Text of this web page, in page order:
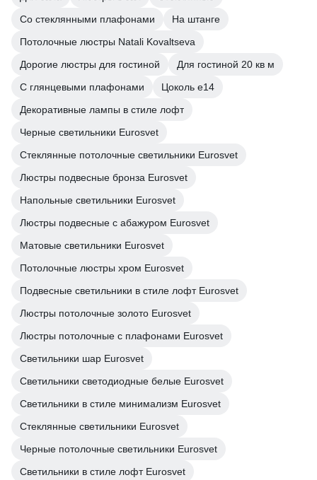
Со стеклянными плафонами
На штанге
Потолочные люстры Natali Kovaltseva
Дорогие люстры для гостиной
Для гостиной 20 кв м
С глянцевыми плафонами
Цоколь e14
Декоративные лампы в стиле лофт
Черные светильники Eurosvet
Стеклянные потолочные светильники Eurosvet
Люстры подвесные бронза Eurosvet
Напольные светильники Eurosvet
Люстры подвесные с абажуром Eurosvet
Матовые светильники Eurosvet
Потолочные люстры хром Eurosvet
Подвесные светильники в стиле лофт Eurosvet
Люстры потолочные золото Eurosvet
Люстры потолочные с плафонами Eurosvet
Светильники шар Eurosvet
Светильники светодиодные белые Eurosvet
Светильники в стиле минимализм Eurosvet
Стеклянные светильники Eurosvet
Черные потолочные светильники Eurosvet
Светильники в стиле лофт Eurosvet